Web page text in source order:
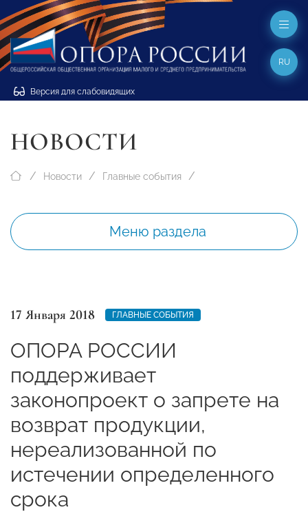
Версия для слабовидящих
RU
НОВОСТИ
Новости Главные события
Меню раздела
17 Января 2018 ГЛАВНЫЕ СОБЫТИЯ
ОПОРА РОССИИ
поддерживает
законопроект о запрете на
возврат продукции,
нереализованной по
истечении определенного
срока